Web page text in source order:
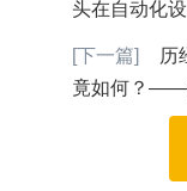
头在自动化
[下一篇]
历
竟如何？——